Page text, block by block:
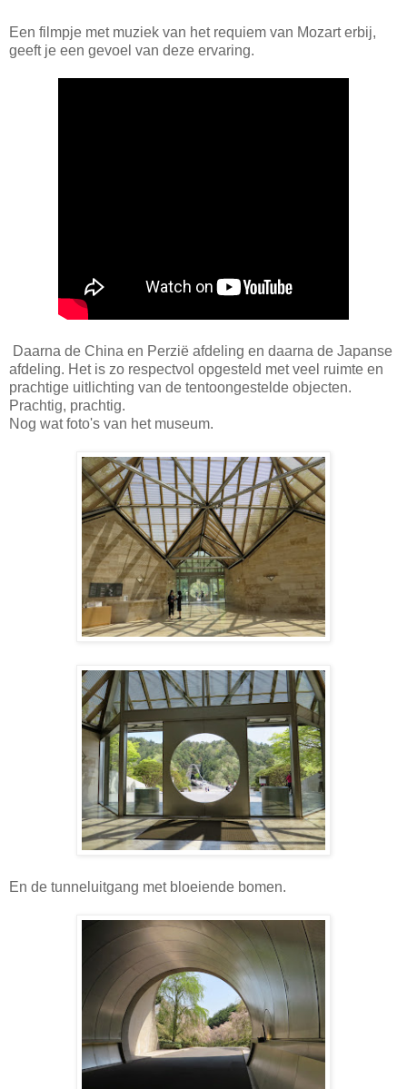
Een filmpje met muziek van het requiem van Mozart erbij,
geeft je een gevoel van deze ervaring.
Daarna de China en Perzië afdeling en daarna de Japanse
afdeling. Het is zo respectvol opgesteld met veel ruimte en
prachtige uitlichting van de tentoongestelde objecten.
Prachtig, prachtig.
Nog wat foto's van het museum.
En de tunneluitgang met bloeiende bomen.